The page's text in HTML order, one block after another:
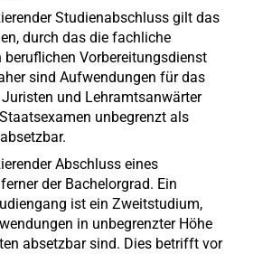
Studienabschluss gilt das
durch das die fachliche
beruflichen Vorbereitungsdienst
sind Aufwendungen für das
und Lehramtsanwärter
unbegrenzt als
Abschluss eines
der Bachelorgrad. Ein
ist ein Zweitstudium,
in unbegrenzter Höhe
absetzbar sind. Dies betrifft vor